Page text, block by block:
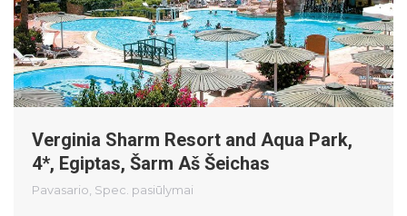
Verginia Sharm Resort and Aqua Park,
4*, Egiptas, Šarm Aš Šeichas
Pavasario Spec. pasiūlymai